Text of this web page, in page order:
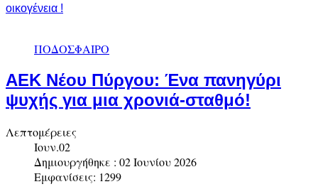
οικογένεια !
ΠΟΔΟΣΦΑΙΡΟ
ΑΕΚ Νέου Πύργου: Ένα πανηγύρι
ψυχής για μια χρονιά-σταθμό!
Λεπτομέρειες
Ιουν.02
Δημιουργήθηκε : 02 Ιουνίου 2026
Εμφανίσεις: 1299